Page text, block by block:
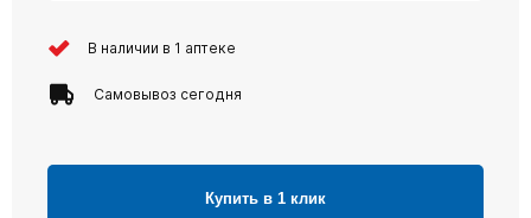
В наличии в 1 аптеке
Самовывоз сегодня
Купить в 1 клик